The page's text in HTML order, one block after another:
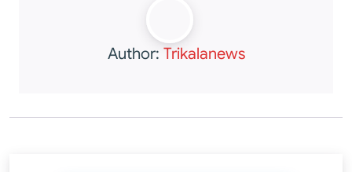
Author: Trikalanews